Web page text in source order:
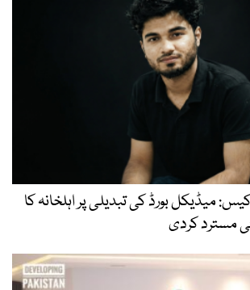
میڈیکل بورڈ کی تبدیلی پر اہلخانہ کا
مسترد کردی